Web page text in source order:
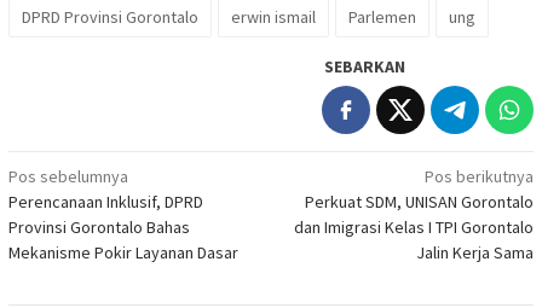
DPRD Provinsi Gorontalo erwin ismail Parlemen ung
SEBARKAN
Navigasi
pos
Pos sebelumnya
Perencanaan Inklusif, DPRD
Provinsi Gorontalo Bahas
Mekanisme Pokir Layanan Dasar
Pos berikutnya
Perkuat SDM, UNISAN Gorontalo
dan Imigrasi Kelas I TPI Gorontalo
Jalin Kerja Sama